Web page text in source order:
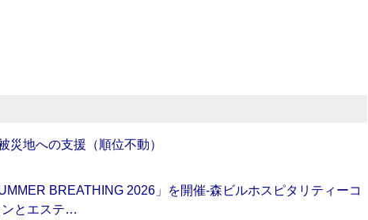
災地への支援（順位不動）
BREATHING 2026」を開催‐森ビルホスピタリティーコ
ンとエステ…